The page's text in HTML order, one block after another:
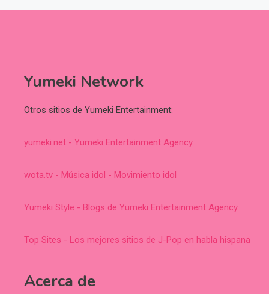
Yumeki Network
Otros sitios de Yumeki Entertainment:
yumeki.net - Yumeki Entertainment Agency
wota.tv - Música idol - Movimiento idol
Yumeki Style - Blogs de Yumeki Entertainment Agency
Top Sites - Los mejores sitios de J-Pop en habla hispana
Acerca de